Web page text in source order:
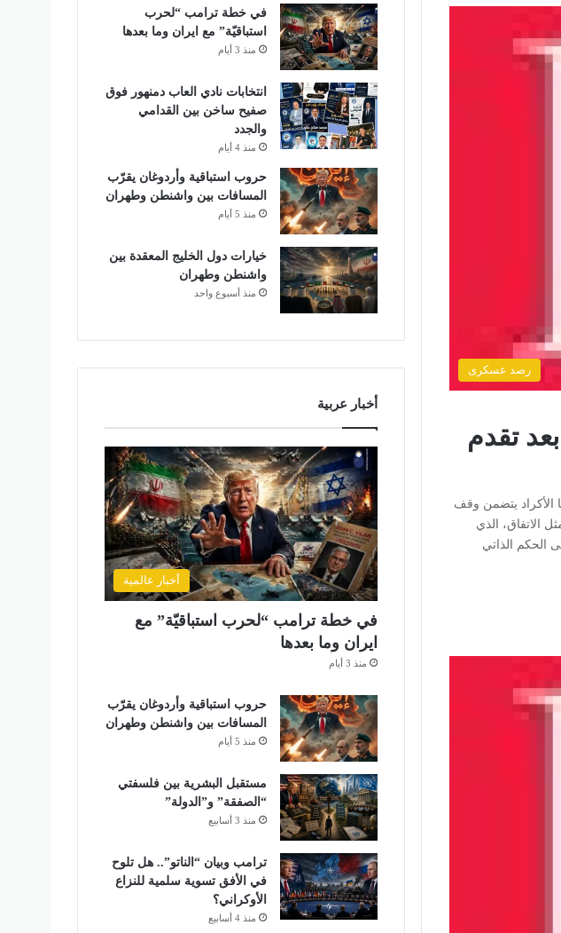
رصد عسكرى
تقدم
الأكراد يتضمن وقف
الاتفاق، الذي
الحكم الذاتي
في خطة ترامب “لحرب
استباقيّة” مع ايران وما بعدها
منذ 3 أيام
انتخابات نادي العاب دمنهور فوق
صفيح ساخن بين القدامي
والجدد
منذ 4 أيام
حروب استباقية وأردوغان يقرّب
المسافات بين واشنطن وطهران
منذ 5 أيام
خيارات دول الخليج المعقدة بين
واشنطن وطهران
منذ أسبوع واحد
أخبار عربية
أخبار عالمية
في خطة ترامب “لحرب استباقيّة” مع
ايران وما بعدها
منذ 3 أيام
حروب استباقية وأردوغان يقرّب
المسافات بين واشنطن وطهران
منذ 5 أيام
مستقبل البشرية بين فلسفتي
“الصفقة” و”الدولة”
منذ 3 أسابيع
ترامب وبيان “الناتو”.. هل تلوح
في الأفق تسوية سلمية للنزاع
الأوكراني؟
منذ 4 أسابيع